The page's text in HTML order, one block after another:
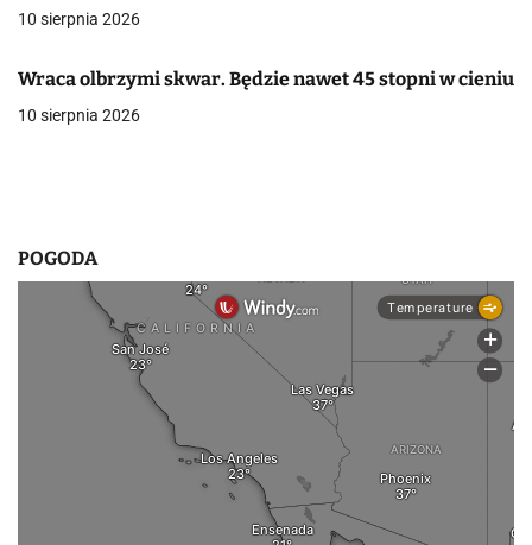
p
i
s
10 sierpnia 2026
Wraca olbrzymi skwar. Będzie nawet 45 stopni w cieniu
10 sierpnia 2026
POGODA